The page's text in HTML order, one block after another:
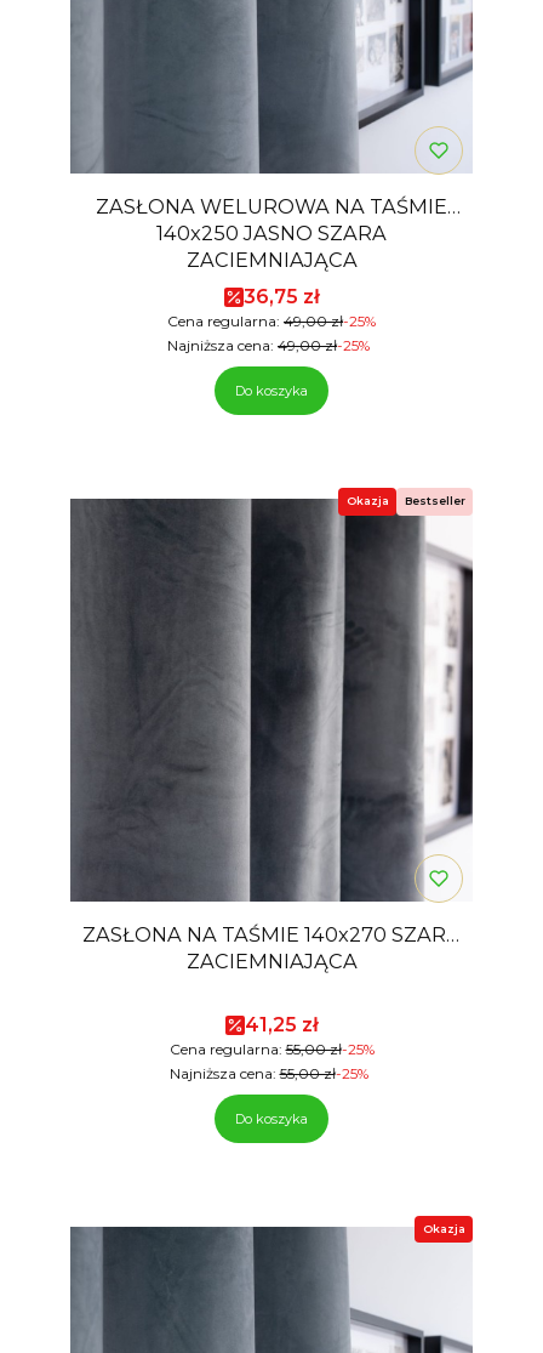
ZASŁONA WELUROWA NA TAŚMIE
140x250 JASNO SZARA
ZACIEMNIAJĄCA
Cena promocyjna
36,75 zł
Cena regularna: 49,00 zł-25%
Najniższa cena: 49,00 zł-25%
Do koszyka
Okazja Bestseller
ZASŁONA NA TAŚMIE 140x270 SZARA
ZACIEMNIAJĄCA
Cena promocyjna
41,25 zł
Cena regularna: 55,00 zł-25%
Najniższa cena: 55,00 zł-25%
Do koszyka
Okazja